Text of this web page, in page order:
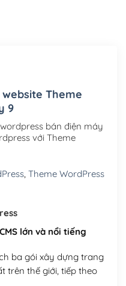
.org (1 năm)
(+450,000₫)
Theme
9
bán điện máy
với Theme
, Theme WordPress
lớn và nổi tiếng
ba gói xây dựng trang
trên thế giới, tiếp theo